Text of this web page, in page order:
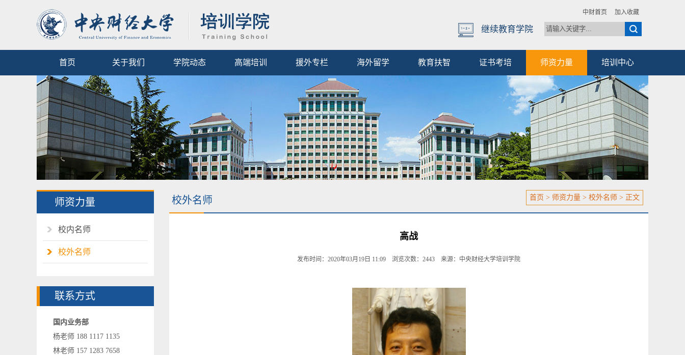
中财首页 加入收藏
继续教育学院
首页 关于我们 学院动态 高端培训 援外专栏 海外留学 教育扶智 证书考培 师资力量 培训中心
师资力量
校内名师
校外名师
联系方式
国内业务部
杨老师 188 1117 1135
林老师 157 1283 7658
校外名师 首页 > 师资力量 > 校外名师 > 正文
高战
发布时间：2020年03月19日 11:09 浏览次数： 2443 来源：中央财经大学培训学院